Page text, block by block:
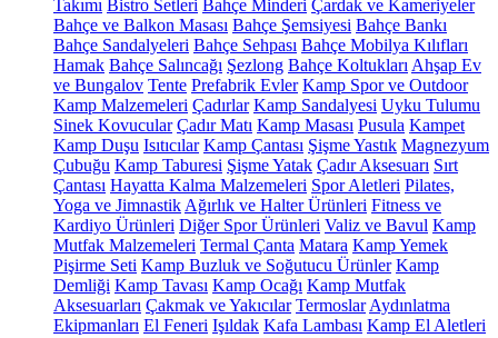
Takımı Bistro Setleri Bahçe Minderi Çardak ve Kameriyeler
Bahçe ve Balkon Masası Bahçe Şemsiyesi Bahçe Bankı
Bahçe Sandalyeleri Bahçe Sehpası Bahçe Mobilya Kılıfları
Hamak Bahçe Salıncağı Şezlong Bahçe Koltukları Ahşap Ev
ve Bungalov Tente Prefabrik Evler Kamp Spor ve Outdoor
Kamp Malzemeleri Çadırlar Kamp Sandalyesi Uyku Tulumu
Sinek Kovucular Çadır Matı Kamp Masası Pusula Kampet
Kamp Duşu Isıtıcılar Kamp Çantası Şişme Yastık Magnezyum
Çubuğu Kamp Taburesi Şişme Yatak Çadır Aksesuarı Sırt
Çantası Hayatta Kalma Malzemeleri Spor Aletleri Pilates,
Yoga ve Jimnastik Ağırlık ve Halter Ürünleri Fitness ve
Kardiyo Ürünleri Diğer Spor Ürünleri Valiz ve Bavul Kamp
Mutfak Malzemeleri Termal Çanta Matara Kamp Yemek
Pişirme Seti Kamp Buzluk ve Soğutucu Ürünler Kamp
Demliği Kamp Tavası Kamp Ocağı Kamp Mutfak
Aksesuarları Çakmak ve Yakıcılar Termoslar Aydınlatma
Ekipmanları El Feneri Işıldak Kafa Lambası Kamp El Aletleri